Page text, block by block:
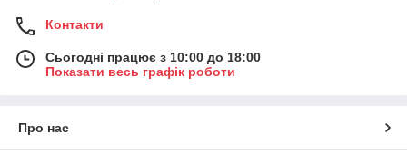
Контакти
Сьогодні працює з 10:00 до 18:00
Показати весь графік роботи
Про нас